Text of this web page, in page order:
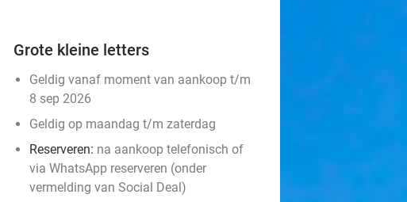
Grote kleine letters
Geldig vanaf moment van aankoop t/m
8 sep 2026
Geldig op maandag t/m zaterdag
Reserveren: na aankoop telefonisch of
via WhatsApp reserveren (onder
vermelding van Social Deal)